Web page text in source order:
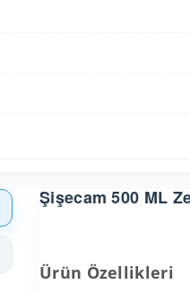
Şişecam 500 ML
Ürün Özellikleri